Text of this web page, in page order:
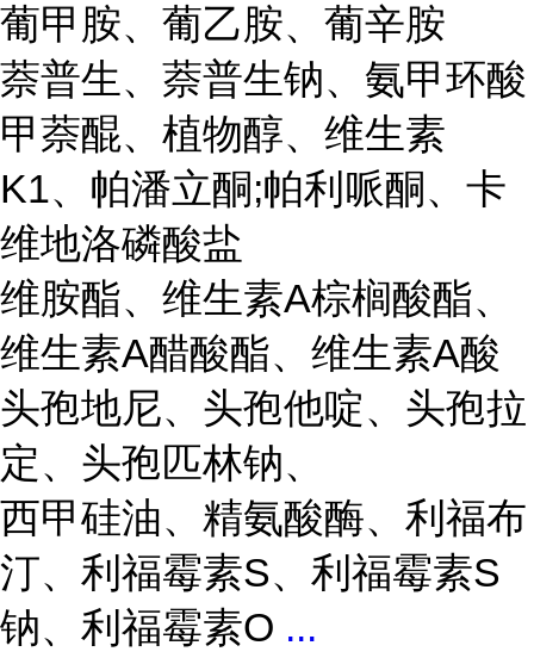
葡甲胺、葡乙胺、葡辛胺
萘普生、萘普生钠、氨甲环酸
甲萘醌、植物醇、维生素
K1、帕潘立酮;帕利哌酮、卡
维地洛磷酸盐
维胺酯、维生素A棕榈酸酯、
维生素A醋酸酯、维生素A酸
头孢地尼、头孢他啶、头孢拉
定、头孢匹林钠、
西甲硅油、精氨酸酶、利福布
汀、利福霉素S、利福霉素S
钠、利福霉素O ...